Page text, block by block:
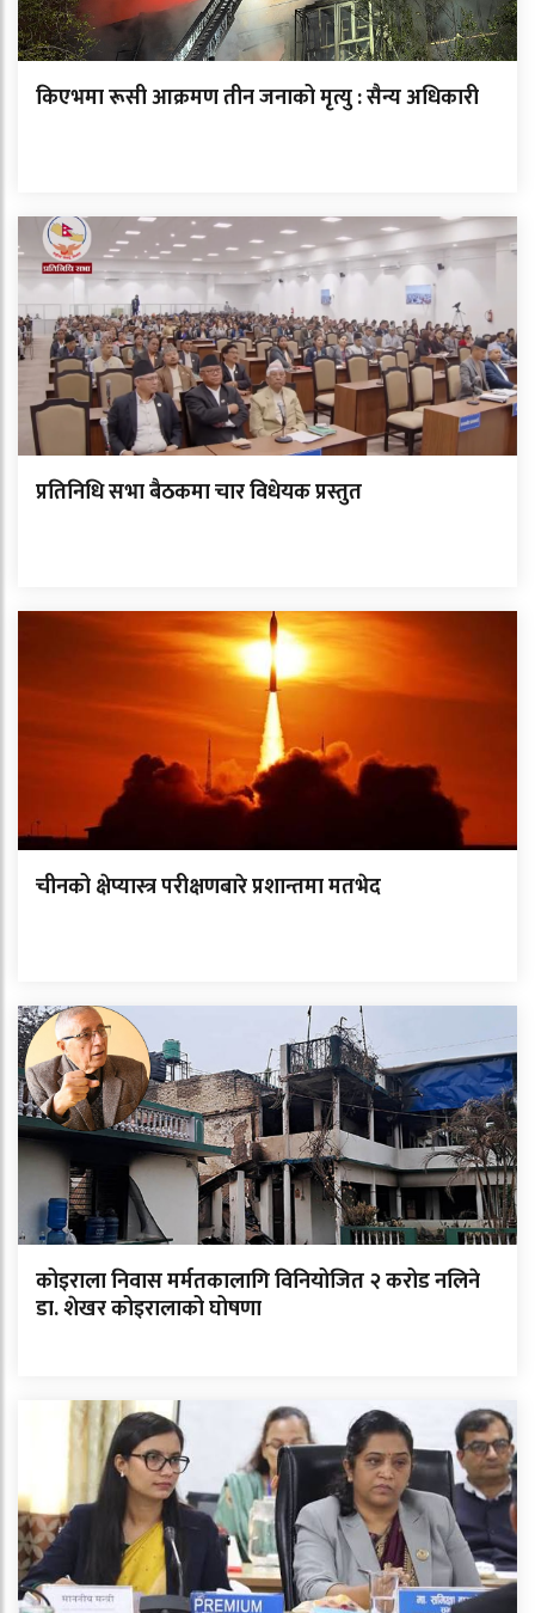
किएभमा रूसी आक्रमण तीन जनाको मृत्यु : सैन्य अधिकारी
प्रतिनिधि सभा बैठकमा चार विधेयक प्रस्तुत
चीनको क्षेप्यास्त्र परीक्षणबारे प्रशान्तमा मतभेद
कोइराला निवास मर्मतकालागि विनियोजित २ करोड नलिने
डा. शेखर कोइरालाको घोषणा